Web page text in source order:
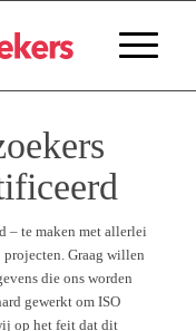
– te maken met allerlei
Graag willen
die ons worden
gewerkt om ISO
op het feit dat dit